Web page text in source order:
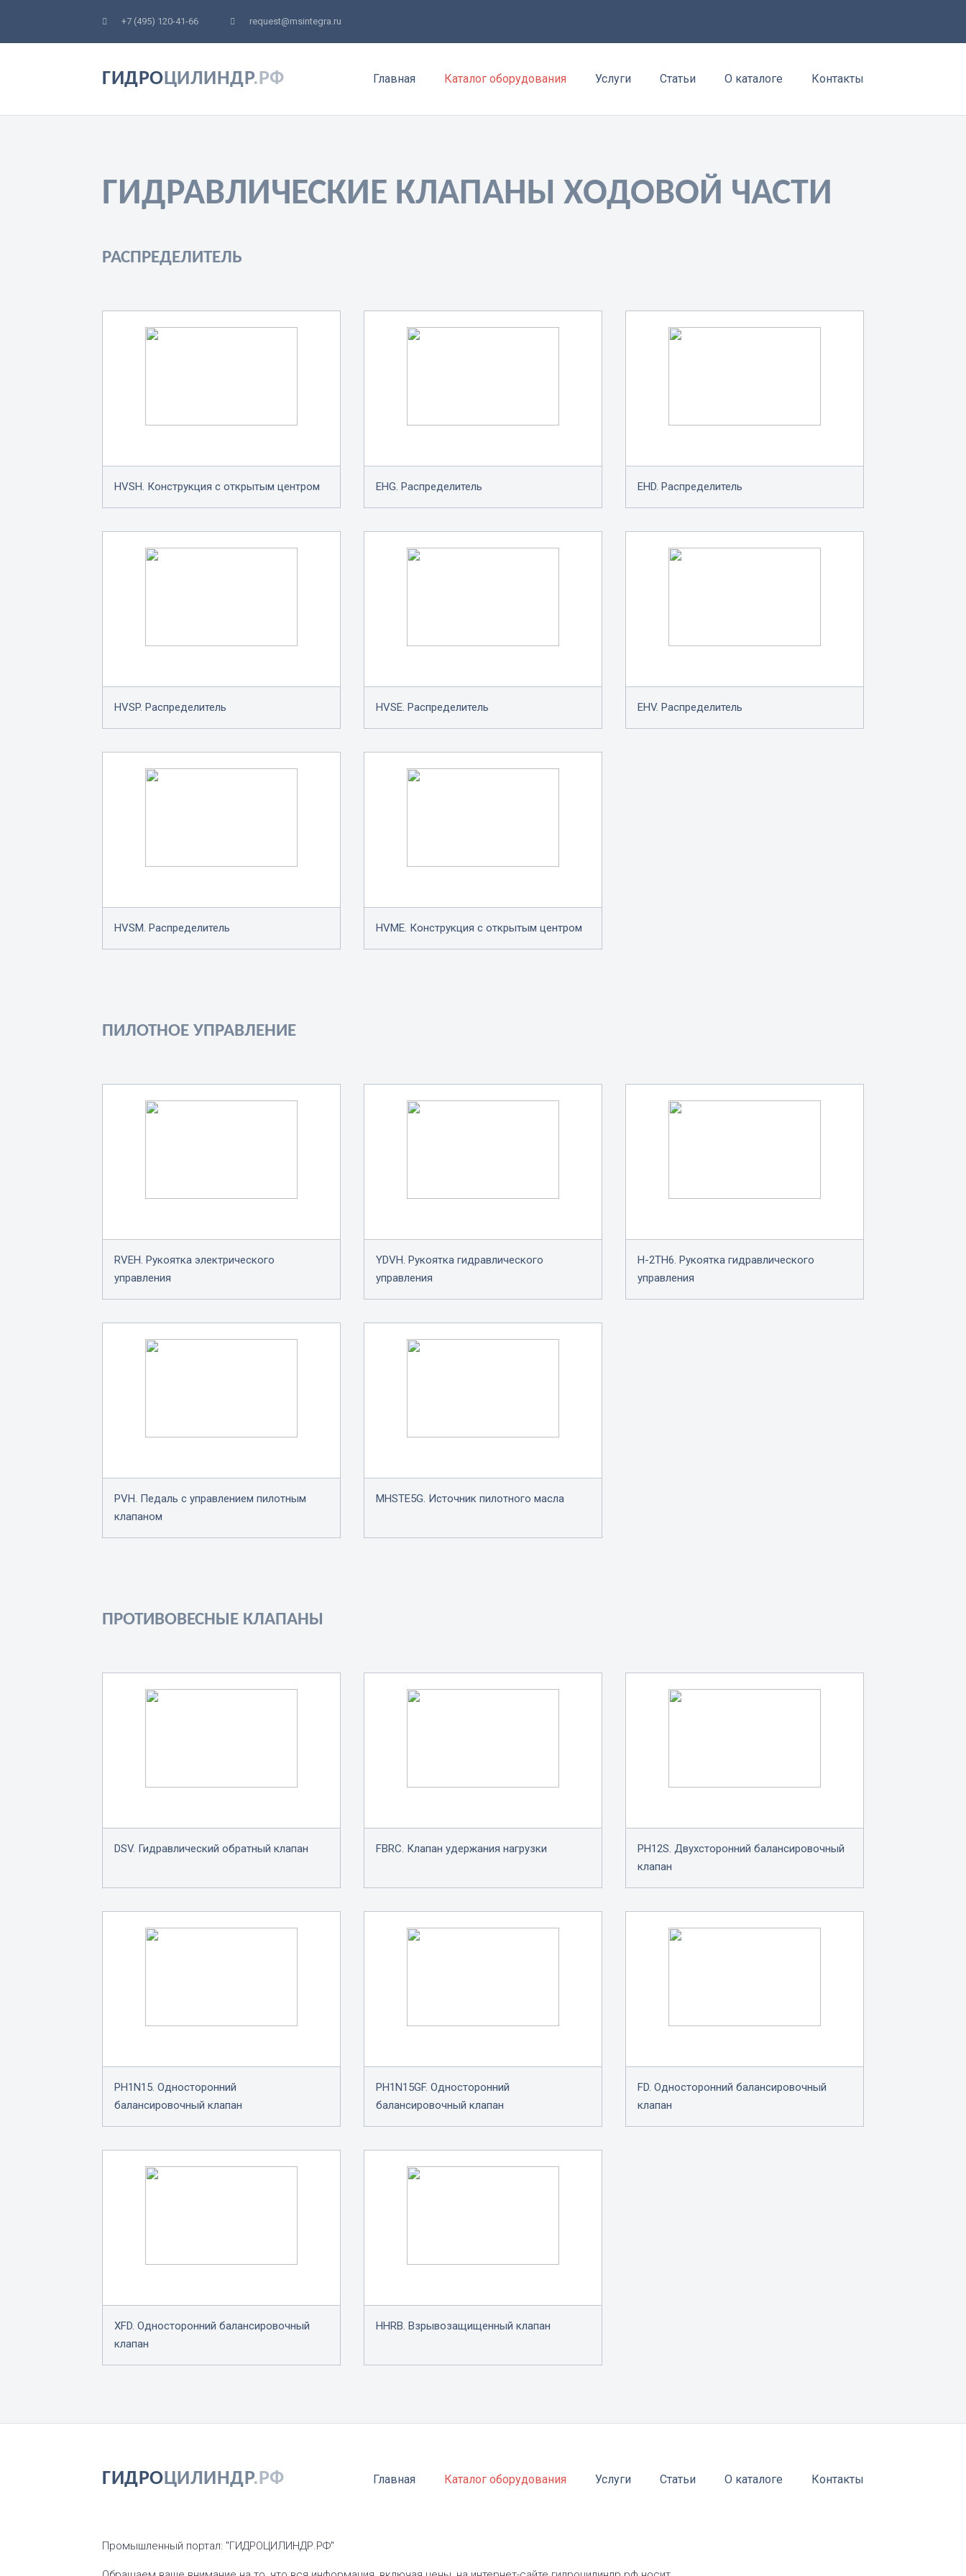
+7 (495) 120-41-66 request@msintegra.ru
ГИДРОЦИЛИНДР.РФ Главная Каталог оборудования Услуги Статьи О каталоге Контакты
ГИДРАВЛИЧЕСКИЕ КЛАПАНЫ ХОДОВОЙ ЧАСТИ
РАСПРЕДЕЛИТЕЛЬ
HVSH. Конструкция с открытым центром EHG. Распределитель EHD. Распределитель
HVSP. Распределитель HVSE. Распределитель EHV. Распределитель
HVSM. Распределитель HVME. Конструкция с открытым центром
ПИЛОТНОЕ УПРАВЛЕНИЕ
RVEH. Рукоятка электрического
управления
YDVH. Рукоятка гидравлического
управления
H-2TH6. Рукоятка гидравлического
управления
PVH. Педаль с управлением пилотным
клапаном
MHSTE5G. Источник пилотного масла
ПРОТИВОВЕСНЫЕ КЛАПАНЫ
DSV. Гидравлический обратный клапан FBRC. Клапан удержания нагрузки
PH12S. Двухсторонний балансировочный
клапан
PH1N15. Односторонний
балансировочный клапан
PH1N15GF. Односторонний
балансировочный клапан
FD. Односторонний балансировочный
клапан
XFD. Односторонний балансировочный
клапан
HHRB. Взрывозащищенный клапан
ГИДРОЦИЛИНДР.РФ Главная Каталог оборудования Услуги Статьи О каталоге Контакты
Промышленный портал: "ГИДРОЦИЛИНДР.РФ"